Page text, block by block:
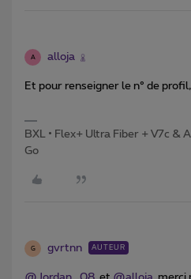
A alloja
Et pour renseigner le n° de
BXL • Flex+ Ultra Fiber + V7c &
Go
G gvrtnn AUTEUR